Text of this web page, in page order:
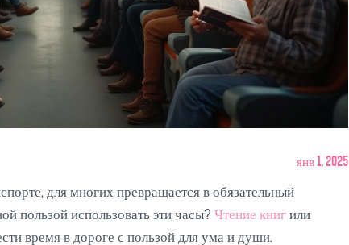
янв 1, 2025
для многих превращается в обязательный
пользой использовать эти часы? Чтение книг или
время в дороге с пользой для ума и души.